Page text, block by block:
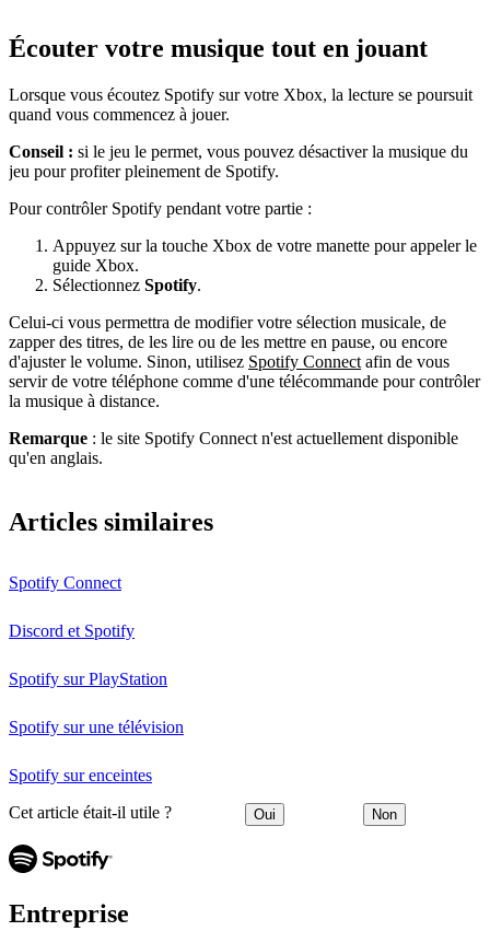
Écouter votre musique tout en jouant
Lorsque vous écoutez Spotify sur votre Xbox, la lecture se poursuit
quand vous commencez à jouer.
Conseil : si le jeu le permet, vous pouvez désactiver la musique du
jeu pour profiter pleinement de Spotify.
Pour contrôler Spotify pendant votre partie :
Appuyez sur la touche Xbox de votre manette pour appeler le
guide Xbox.
Sélectionnez Spotify.
Celui-ci vous permettra de modifier votre sélection musicale, de
zapper des titres, de les lire ou de les mettre en pause, ou encore
d'ajuster le volume. Sinon, utilisez Spotify Connect afin de vous
servir de votre téléphone comme d'une télécommande pour contrôler
la musique à distance.
Remarque : le site Spotify Connect n'est actuellement disponible
qu'en anglais.
Articles similaires
Spotify Connect
Discord et Spotify
Spotify sur PlayStation
Spotify sur une télévision
Spotify sur enceintes
Cet article était-il utile ? Oui Non
Entreprise